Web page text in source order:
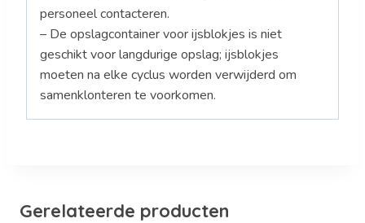
personeel contacteren.
– De opslagcontainer voor ijsblokjes is niet
geschikt voor langdurige opslag; ijsblokjes
moeten na elke cyclus worden verwijderd om
samenklonteren te voorkomen.
Gerelateerde producten